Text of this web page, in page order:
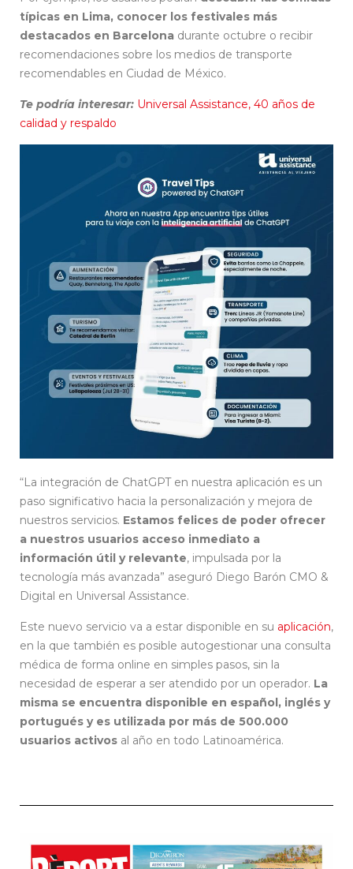
típicas en Lima, conocer los festivales más
destacados en Barcelona durante octubre o recibir
recomendaciones sobre los medios de transporte
recomendables en Ciudad de México.
Te podría interesar: Universal Assistance, 40 años de
calidad y respaldo
“La integración de ChatGPT en nuestra aplicación es un
paso significativo hacia la personalización y mejora de
nuestros servicios. Estamos felices de poder ofrecer
a nuestros usuarios acceso inmediato a
información útil y relevante, impulsada por la
tecnología más avanzada” aseguró Diego Barón CMO &
Digital en Universal Assistance.
Este nuevo servicio va a estar disponible en su aplicación,
en la que también es posible autogestionar una consulta
médica de forma online en simples pasos, sin la
necesidad de esperar a ser atendido por un operador. La
misma se encuentra disponible en español, inglés y
portugués y es utilizada por más de 500.000
usuarios activos al año en todo Latinoamérica.